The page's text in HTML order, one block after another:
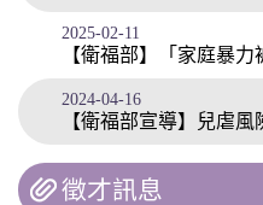
務平臺」
2025-02-11
【衛福部】「家庭暴
2024-04-16
【衛福部宣導】兒虐
關心兒虐止息 數位學習
徵才訊息